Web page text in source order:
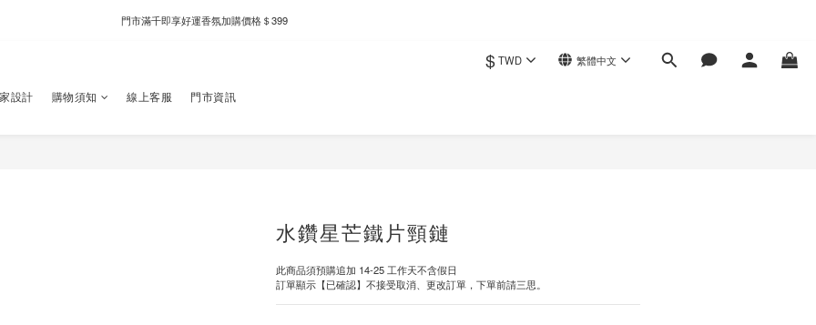
新自製款系列首批限時優惠｜單件95折，任兩件9折
$ TWD 繁體中文
設計 購物須知 線上客服 門市資訊
水鑽星芒鐵片頸鏈
此商品須預購追加 14-25 工作天不含假日
訂單顯示【已確認】不接受取消、更改訂單，下單前請三思。